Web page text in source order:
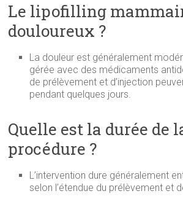
Le lipofilling
douloureux ?
La douleur est généralement
gérée avec des médicaments
de prélèvement et d’injection
pendant quelques jours.
Quelle est la durée de
procédure ?
L’intervention dure généralement
selon l’étendue du prélèvement et